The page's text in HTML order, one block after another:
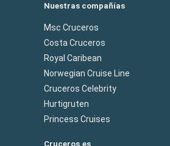
Nuestras compañías
Msc Cruceros
Costa Cruceros
Royal Caribean
Norwegian Cruise Line
Cruceros Celebrity
Hurtigruten
Princess Cruises
Cruceros.es